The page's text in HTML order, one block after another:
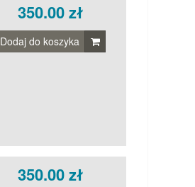
350.00 zł
Dodaj do koszyka
350.00 zł